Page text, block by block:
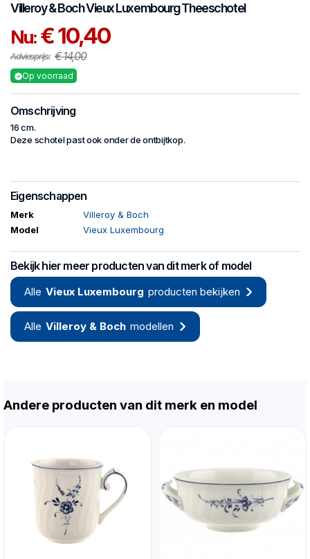
Villeroy & BochVieux LuxembourgTheeschotel
Nu:€ 10,40
Adviesprijs: € 14,00
Op voorraad
Omschrijving
16 cm.
Deze schotel past ook onder de ontbijtkop.
Eigenschappen
Merk
Villeroy & Boch
Model
Vieux Luxembourg
Bekijk hier meer producten van dit merk of model
Alle Vieux Luxembourg producten bekijken
Alle Villeroy & Boch modellen
Andere producten van dit merk en model